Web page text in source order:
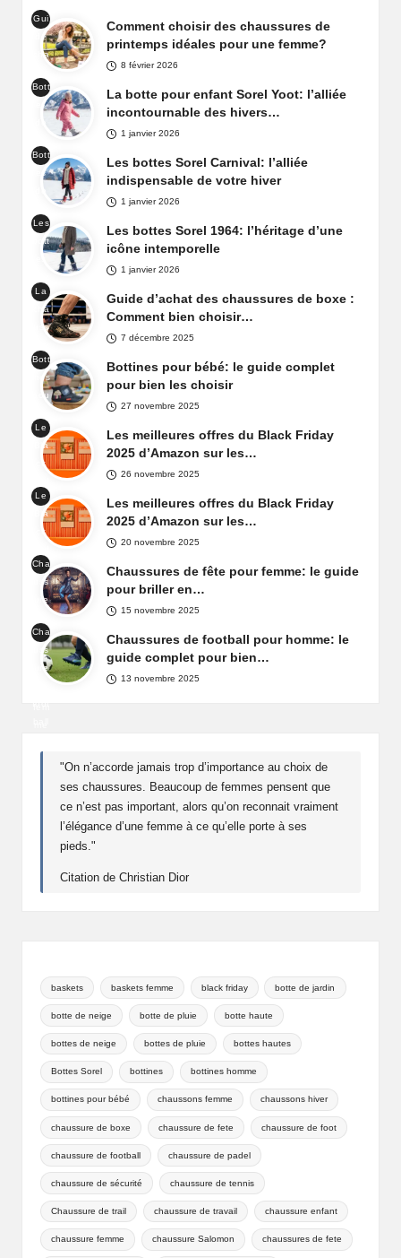
Gui
de
cha
ure
prin
tem
fem
me
Comment choisir des chaussures de
printemps idéales pour une femme?
8 février 2026
Bott
es
de
ge
Sor
La botte pour enfant Sorel Yoot: l’alliée
incontournable des hivers…
1 janvier 2026
Bott
es
de
ge
Sor
niva
Les bottes Sorel Carnival: l’alliée
indispensable de votre hiver
1 janvier 2026
Les
bott
el
196
Les bottes Sorel 1964: l’héritage d’une
icône intemporelle
1 janvier 2026
La
cha
uss
de
box
Guide d’achat des chaussures de boxe :
Comment bien choisir…
7 décembre 2025
Bott
ines
pou
béb
é
Bottines pour bébé: le guide complet
pour bien les choisir
27 novembre 2025
Le
Bla
ck
ay
d'A
maz
Fra
nce
Les meilleures offres du Black Friday
2025 d’Amazon sur les…
26 novembre 2025
Le
Bla
ck
ay
d'A
maz
Fra
nce
Les meilleures offres du Black Friday
2025 d’Amazon sur les…
20 novembre 2025
Cha
uss
ure
de
fête
pou
Chaussures de fête pour femme: le guide
pour briller en…
15 novembre 2025
Cha
uss
ure
Chaussures de football pour homme: le
guide complet pour bien…
13 novembre 2025
"On n’accorde jamais trop d’importance au choix de
ses chaussures. Beaucoup de femmes pensent que
ce n’est pas important, alors qu’on reconnait vraiment
l’élégance d’une femme à ce qu’elle porte à ses
pieds."
Citation de Christian Dior
baskets baskets femme black friday botte de jardin
botte de neige botte de pluie botte haute
bottes de neige bottes de pluie bottes hautes
Bottes Sorel bottines bottines homme
bottines pour bébé chaussons femme chaussons hiver
chaussure de boxe chaussure de fete chaussure de foot
chaussure de football chaussure de padel
chaussure de sécurité chaussure de tennis
Chaussure de trail chaussure de travail chaussure enfant
chaussure femme chaussure Salomon chaussures de fete